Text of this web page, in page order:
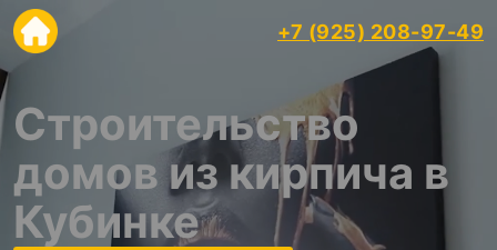
+7 (925) 208-97-49
Строительство
домов из кирпича в
Кубинке